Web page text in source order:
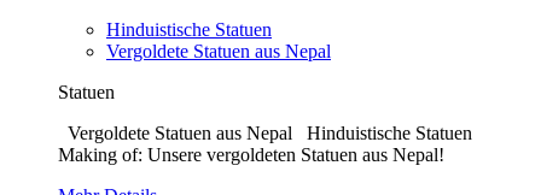
Hinduistische Statuen
Vergoldete Statuen aus Nepal
Statuen
Vergoldete Statuen aus Nepal Hinduistische Statuen
Making of: Unsere vergoldeten Statuen aus Nepal!